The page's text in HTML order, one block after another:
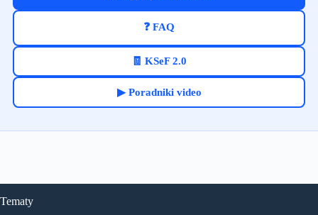
❓ FAQ
🧾 KSeF 2.0
▶ Poradniki video
Tematy